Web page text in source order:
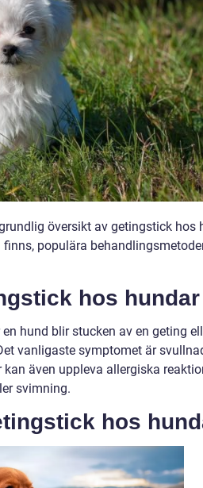
översikt av getingstick hos
populära
hos hundar
hund blir stucken av en geting
vanligaste symptomet är
även uppleva allergiska
svimning.
hos